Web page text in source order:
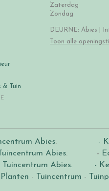
& Tuin
Zaterdag
Zondag
DEURNE: Abies |
Toon alle
Abies.
-
Abies. -
Abies.
-
Planten - Tuincentrum -